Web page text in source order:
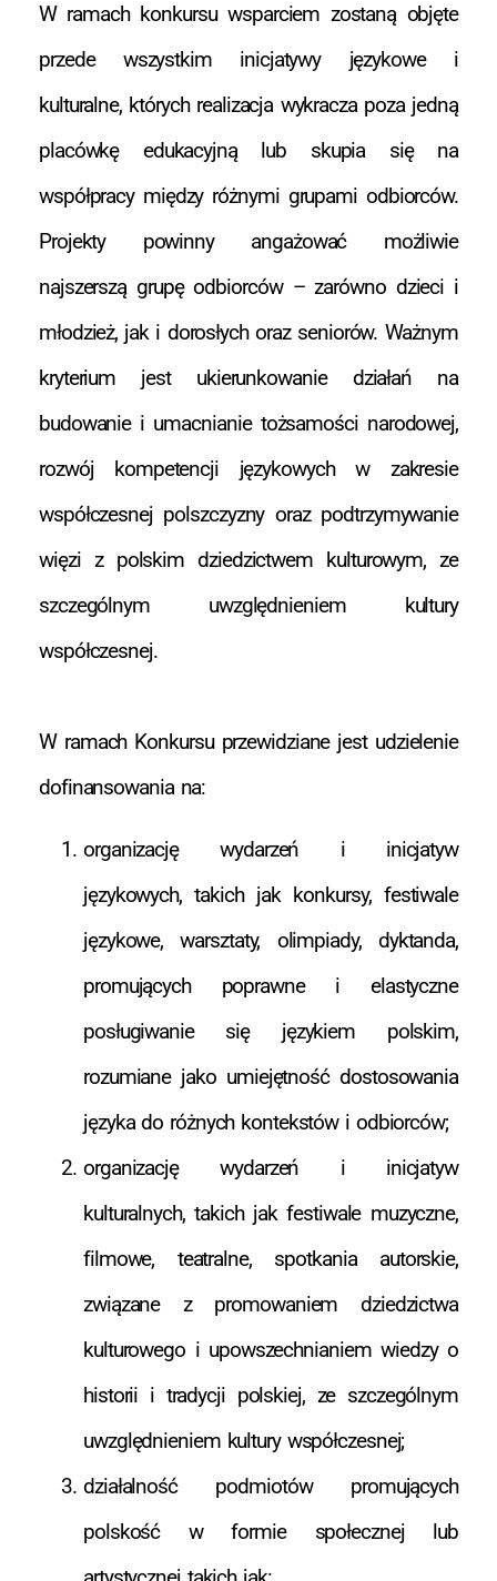
W ramach konkursu wsparciem zostaną objęte
przede wszystkim inicjatywy językowe i
kulturalne, których realizacja wykracza poza jedną
placówkę edukacyjną lub skupia się na
współpracy między różnymi grupami odbiorców.
Projekty powinny angażować możliwie
najszerszą grupę odbiorców – zarówno dzieci i
młodzież, jak i dorosłych oraz seniorów. Ważnym
kryterium jest ukierunkowanie działań na
budowanie i umacnianie tożsamości narodowej,
rozwój kompetencji językowych w zakresie
współczesnej polszczyzny oraz podtrzymywanie
więzi z polskim dziedzictwem kulturowym, ze
szczególnym uwzględnieniem kultury
współczesnej.
W ramach Konkursu przewidziane jest udzielenie
dofinansowania na:
organizację wydarzeń i inicjatyw
językowych, takich jak konkursy, festiwale
językowe, warsztaty, olimpiady, dyktanda,
promujących poprawne i elastyczne
posługiwanie się językiem polskim,
rozumiane jako umiejętność dostosowania
języka do różnych kontekstów i odbiorców;
organizację wydarzeń i inicjatyw
kulturalnych, takich jak festiwale muzyczne,
filmowe, teatralne, spotkania autorskie,
związane z promowaniem dziedzictwa
kulturowego i upowszechnianiem wiedzy o
historii i tradycji polskiej, ze szczególnym
uwzględnieniem kultury współczesnej;
działalność podmiotów promujących
polskość w formie społecznej lub